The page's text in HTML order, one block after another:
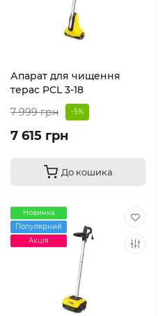
Апарат для чищення
терас PCL 3-18
7 999 грн
-5%
7 615 грн
До кошика
Новинка
Популярний
Акція